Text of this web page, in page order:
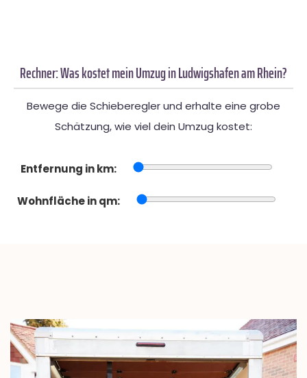
Rechner: Was kostet mein Umzug in Ludwigshafen am Rhein?
Bewege die Schieberegler und erhalte eine grobe
Schätzung, wie viel dein Umzug kostet:
Entfernung in km:
Wohnfläche in qm: